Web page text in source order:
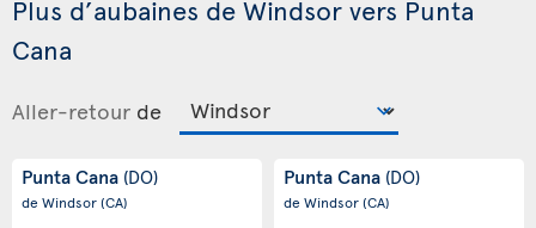
Plus d’aubaines de Windsor vers Punta
Cana
Aller-retour de
Punta Cana (DO)
de Windsor(CA)
Punta Cana (DO)
de Windsor(CA)